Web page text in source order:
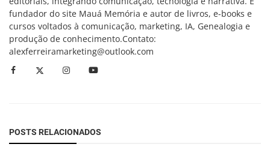
fundador do site Mauá Memória e autor de livros, e-books e
cursos voltados à comunicação, marketing, IA, Genealogia e
produção de conhecimento.Contato:
alexferreiramarketing@outlook.com
POSTS RELACIONADOS